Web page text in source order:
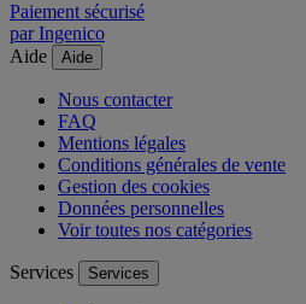
Paiement sécurisé
par Ingenico
Aide
Aide
Nous contacter
FAQ
Mentions légales
Conditions générales de vente
Gestion des cookies
Données personnelles
Voir toutes nos catégories
Services Services